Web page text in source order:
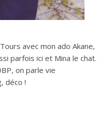
avec mon ado Akane,
parfois ici et Mina le chat.
on parle vie
déco !